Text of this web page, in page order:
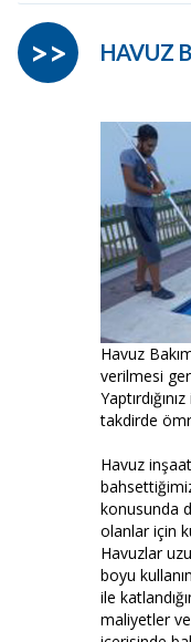
HAVUZ
>>
Havuz
verilmesi
takdirde
Havuz
konusunda
olanlar için
Havuzlar
boyu
ile
maliyetler